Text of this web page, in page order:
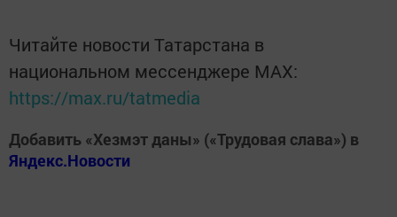
Читайте новости Татарстана в
национальном мессенджере MАХ:
https://max.ru/tatmedia
Добавить «Хезмэт даны» («Трудовая слава») в
Яндекс.Новости